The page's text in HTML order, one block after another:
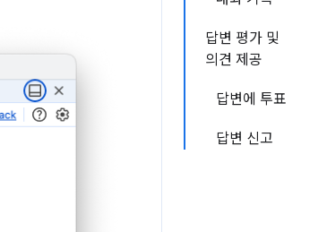
답변 평가 및
의견 제공
답변에 투표
답변 신고